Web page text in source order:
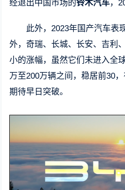
经退出中国市场的铃木汽车，
此外，2023年国产汽车表
外，奇瑞、长城、长安、吉利
小的涨幅，虽然它们未进入全
万至200万辆之间，稳居前30
期待早日突破。